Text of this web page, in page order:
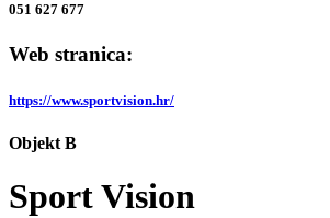
051 627 677
Web stranica:
https://www.sportvision.hr/
Objekt B
Sport Vision